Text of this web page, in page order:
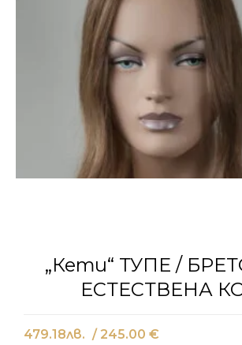
„Кети“ ТУПЕ /
ЕСТЕСТВЕНА
479.18лв. / 245.00 €